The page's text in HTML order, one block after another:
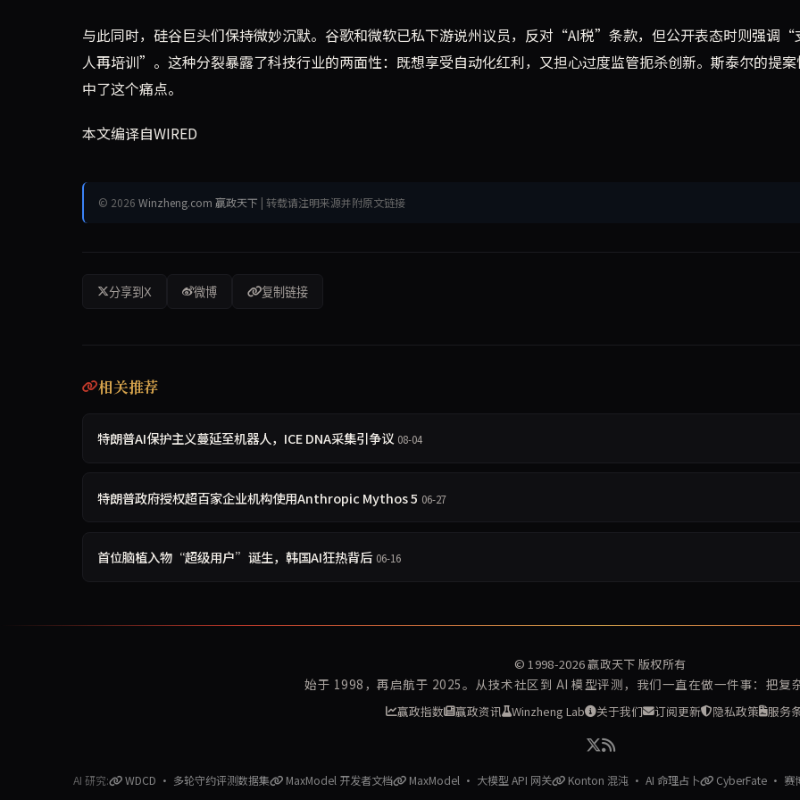
与此同时，硅谷巨头们保持微妙沉默。谷歌和微软已私下游说州议员，反对“AI税”条款，但公开表态时则强调“
人再培训”。这种分裂暴露了科技行业的两面性：既想享受自动化红利，又担心过度监管扼杀创新。斯泰尔的提
中了这个痛点。
本文编译自WIRED
© 2026 Winzheng.com 赢政天下 | 转载请注明来源并附原文链接
分享到X 微博 复制链接
相关推荐
特朗普AI保护主义蔓延至机器人，ICE DNA采集引争议 08-04
特朗普政府授权超百家企业机构使用Anthropic Mythos 5 06-27
首位脑植入物“超级用户”诞生，韩国AI狂热背后 06-16
© 1998-2026赢政天下 版权所有
始于 1998，再启航于 2025。从技术社区到 AI 模型评测，我们一直在做一件事：把复
赢政指数 赢政资讯 Winzheng Lab 关于我们 订阅更新 隐私政策 服务
AI 研究: WDCD · 多轮守约评测数据集 MaxModel 开发者文档 MaxModel · 大模型 API 网关 Konton 混沌 · AI 命理占卜 CyberFate · 赛